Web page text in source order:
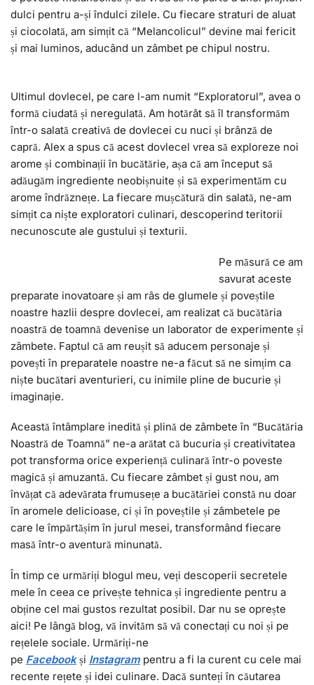
dulci pentru a-și îndulci zilele. Cu fiecare straturi de aluat
și ciocolată, am simțit că “Melancolicul” devine mai fericit
și mai luminos, aducând un zâmbet pe chipul nostru.
Ultimul dovlecel, pe care l-am numit “Exploratorul”, avea o
formă ciudată și neregulată. Am hotărât să îl transformăm
într-o salată creativă de dovlecei cu nuci și brânză de
capră. Alex a spus că acest dovlecel vrea să exploreze noi
arome și combinații în bucătărie, așa că am început să
adăugăm ingrediente neobișnuite și să experimentăm cu
arome îndrăznețe. La fiecare mușcătură din salată, ne-am
simțit ca niște exploratori culinari, descoperind teritorii
necunoscute ale gustului și texturii.
Pe măsură ce am
savurat aceste
preparate inovatoare și am râs de glumele și poveștile
noastre hazlii despre dovlecei, am realizat că bucătăria
noastră de toamnă devenise un laborator de experimente și
zâmbete. Faptul că am reușit să aducem personaje și
povești în preparatele noastre ne-a făcut să ne simțim ca
niște bucătari aventurieri, cu inimile pline de bucurie și
imaginație.
Această întâmplare inedită și plină de zâmbete în “Bucătăria
Noastră de Toamnă” ne-a arătat că bucuria și creativitatea
pot transforma orice experiență culinară într-o poveste
magică și amuzantă. Cu fiecare zâmbet și gust nou, am
învățat că adevărata frumusețe a bucătăriei constă nu doar
în aromele delicioase, ci și în poveștile și zâmbetele pe
care le împărtășim în jurul mesei, transformând fiecare
masă într-o aventură minunată.
În timp ce urmăriți blogul meu, veți descoperii secretele
mele în ceea ce privește tehnica și ingrediente pentru a
obține cel mai gustos rezultat posibil. Dar nu se oprește
aici! Pe lângă blog, vă invităm să vă conectați cu noi și pe
rețelele sociale. Urmăriți-ne
pe Facebookși Instagram pentru a fi la curent cu cele mai
recente rețete și idei culinare. Dacă sunteți în căutarea